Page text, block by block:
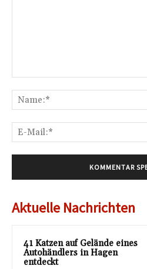
Aktuelle Nachrichten
41 Katzen auf Gelände eines
Autohändlers in Hagen
entdeckt